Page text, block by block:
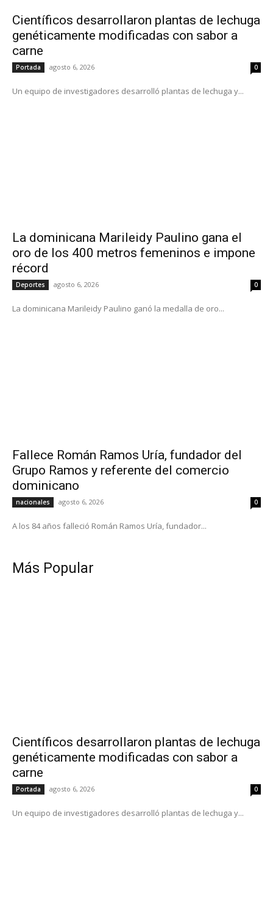
Científicos desarrollaron plantas de lechuga
genéticamente modificadas con sabor a
carne
Portada agosto 6, 2026 0
Un equipo de investigadores desarrolló plantas de lechuga y...
La dominicana Marileidy Paulino gana el
oro de los 400 metros femeninos e impone
récord
Deportes agosto 6, 2026 0
La dominicana Marileidy Paulino ganó la medalla de oro...
Fallece Román Ramos Uría, fundador del
Grupo Ramos y referente del comercio
dominicano
nacionales agosto 6, 2026 0
A los 84 años falleció Román Ramos Uría, fundador...
Más Popular
Científicos desarrollaron plantas de lechuga
genéticamente modificadas con sabor a
carne
Portada agosto 6, 2026 0
Un equipo de investigadores desarrolló plantas de lechuga y...